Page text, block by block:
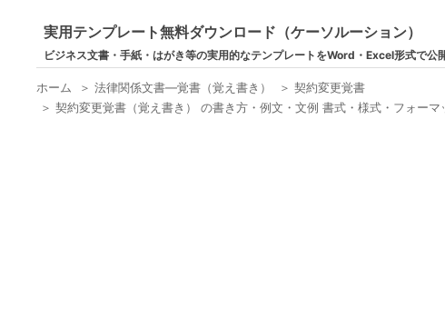
実用テンプレート無料ダウンロード（ケーソルーション）
ビジネス文書・手紙・はがき等の実用的なテンプレートをWord・Excel形式で公
ホーム ＞法律関係文書―覚書（覚え書き） ＞契約変更覚書
＞契約変更覚書（覚え書き） の書き方・例文・文例 書式・様式・フォー